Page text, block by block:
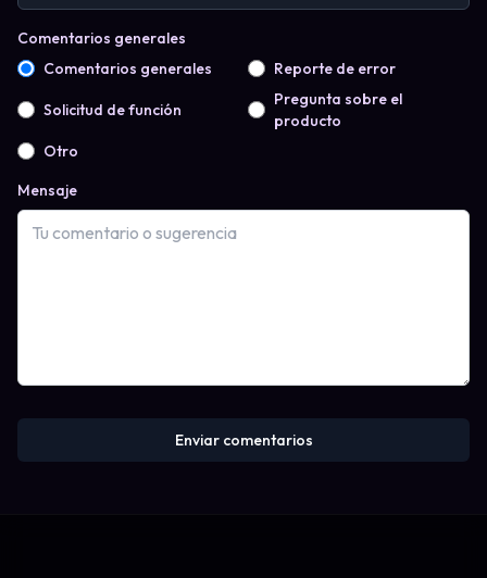
Comentarios generales
Comentarios generales
Reporte de error
Solicitud de función
Pregunta sobre el
producto
Otro
Mensaje
Enviar comentarios